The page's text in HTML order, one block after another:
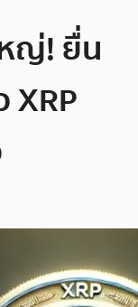
หญ่! ยื่น